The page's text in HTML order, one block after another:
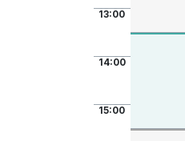
13:00
14:00
15:00